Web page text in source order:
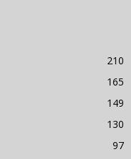
210
165
149
130
97